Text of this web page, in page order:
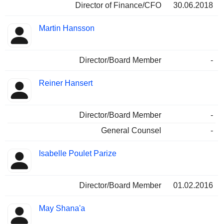
Director of Finance/CFO 30.06.2018
Martin Hansson
Director/Board Member -
Reiner Hansert
Director/Board Member
-
General Counsel
-
Isabelle Poulet Parize
Director/Board Member 01.02.2016
May Shana'a